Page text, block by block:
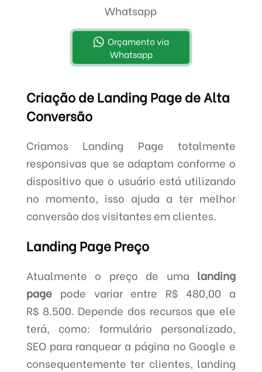
Whatsapp
Orçamento via
Whatsapp
Criação de Landing Page de Alta
Conversão
Criamos Landing Page totalmente
responsivas que se adaptam conforme o
dispositivo que o usuário está utilizando
no momento, isso ajuda a ter melhor
conversão dos visitantes em clientes.
Landing Page Preço
Atualmente o preço de uma landing
pagepode variar entre R$ 480,00 a
R$ 8.500. Depende dos recursos que ele
terá, como: formulário personalizado,
SEO para ranquear a página no Google e
consequentemente ter clientes, landing